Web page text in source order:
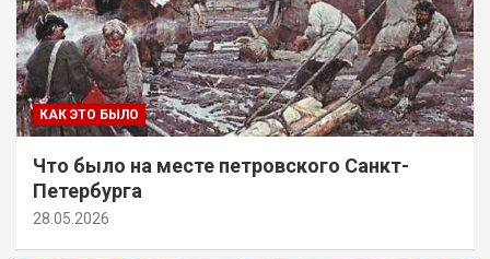
КАК ЭТО БЫЛО
Что было на месте петровского Санкт-
Петербурга
28.05.2026